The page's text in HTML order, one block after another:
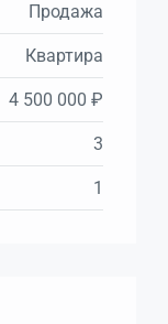
Продажа
Квартира
4 500 000 ₽
3
1